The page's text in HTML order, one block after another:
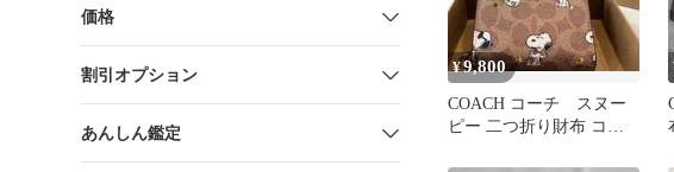
価格
割引オプション
あんしん鑑定
¥9,800
COACH コーチ スヌー
ピー 二つ折り財布 コラ